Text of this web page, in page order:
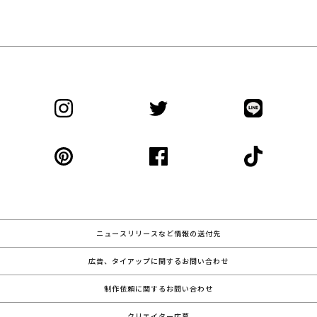
ニュースリリースなど情報の送付先
広告、タイアップに関するお問い合わせ
制作依頼に関するお問い合わせ